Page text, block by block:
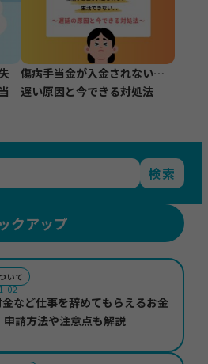
傷病手当金が入金されない…
遅い原因と今できる対処法
検索
クアップ
いて
など仕事を辞めてもらえるお金
申請方法や注意点も解説